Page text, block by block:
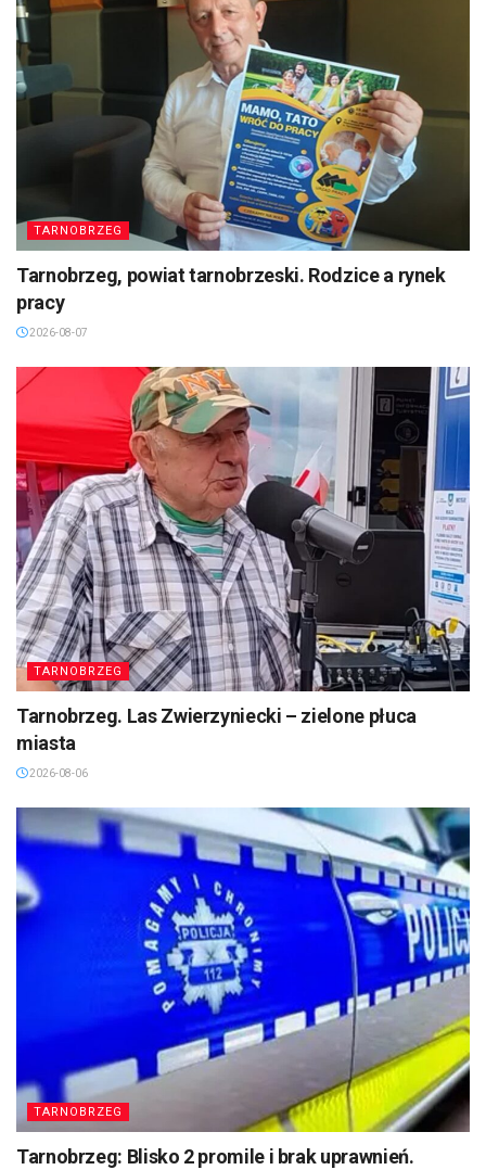
TARNOBRZEG
Tarnobrzeg, powiat tarnobrzeski. Rodzice a rynek
pracy
2026-08-07
TARNOBRZEG
Tarnobrzeg. Las Zwierzyniecki – zielone płuca
miasta
2026-08-06
TARNOBRZEG
Tarnobrzeg: Blisko 2 promile i brak uprawnień.